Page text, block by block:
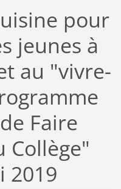
pour
jeunes à
au "vivre-
Faire
Collège"
2019